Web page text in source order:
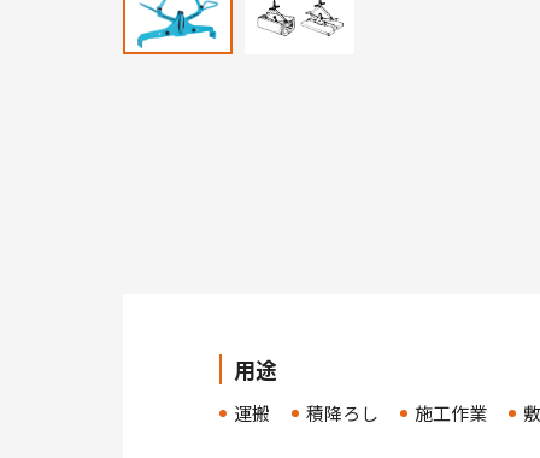
用途
運搬 積降ろし 施工作業